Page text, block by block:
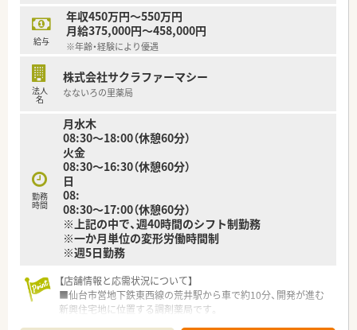
■仙台市内の多くの店舗で施設の処方を多く受けており、応援や
人事交流を通して薬剤師としての幅を広げつつ活躍出来る環境
があります。
■今後新店の可能性もあるエリアで業務拡大に伴う増員の募集
です。複数店舗を掛け持ち経験を積みたい、管理薬剤師として店
たのキャリアアップに繋がるプランを一緒に考え配置を進めま
す♪
■運転の伴う業務があるため、基本運転免許が必須になります。
■広く新卒、第二新卒の募集をしている薬局です。ご希望や適性
に応じ、面接後に実際の配属店舗を提案いたします。
〇このような方にオススメです〇
■在宅経験があり、在宅対応スキルに更に磨きをかけたいとお考
えの方！
■在宅未経験だが、一からスキルを身に着けたいとお考えの方！
■中規模の薬局で安定経営の企業で地域の方々に貢献したい。
給与
年収450万円～550万円
月給375,000円～458,000円
※年齢・経験により優遇
法人
名
株式会社サクラファーマシー
なないろの里薬局
勤務
時間
月水木
08:30～18:00（休憩60分）
火金
08:30～16:30（休憩60分）
日
08:
08:30～17:00（休憩60分）
※上記の中で、週40時間のシフト制勤務
※一か月単位の変形労働時間制
※週5日勤務
【店舗情報と応需状況について】
■仙台市営地下鉄東西線の荒井駅から車で約10分、開発が進む
新興住宅地に位置する調剤薬局です。